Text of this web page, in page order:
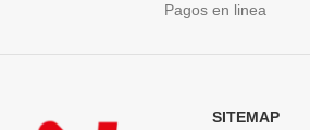
Pagos en linea
SITEMAP